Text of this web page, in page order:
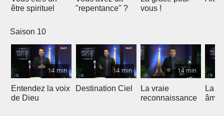
être spirituel
"repentance" ?
vous !
Saison 10
14 min
Entendez la voix
de Dieu
14 min
Destination Ciel
14 min
La vraie
reconnaissance
La
âme